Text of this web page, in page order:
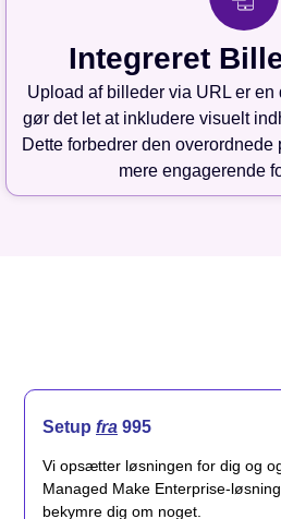
Integreret
Upload af billeder via URL er
gør det let at inkludere visuelt
Dette forbedrer den
mere engagerende
Setup fra 995
Vi opsætter løsningen for dig og
Managed Make Enterprise-
bekymre dig om noget.